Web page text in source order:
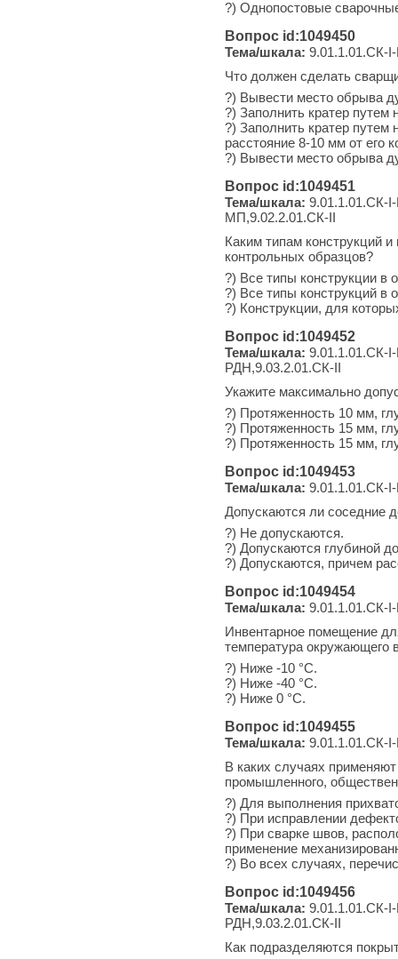
?) Однопостовые
Вопрос id:1049450
Тема/шкала: 9.01.1.01.СК-
Что должен сделать
?) Вывести место обрыва
?) Заполнить кратер путем
?) Заполнить кратер путем
расстояние 8-10 мм от его
?) Вывести место обрыва
Вопрос id:1049451
Тема/шкала: 9.01.1.01.СК-
МП,9.02.2.01.СК-II
Каким типам конструкций
контрольных образцов?
?) Все типы конструкции в
?) Все типы конструкций
?) Конструкции, для
Вопрос id:1049452
Тема/шкала: 9.01.1.01.СК-
РДН,9.03.2.01.СК-II
Укажите максимально
?) Протяженность 10 мм,
?) Протяженность 15 мм,
?) Протяженность 15 мм,
Вопрос id:1049453
Тема/шкала: 9.01.1.01.СК-
Допускаются ли соседние
?) Не допускаются.
?) Допускаются глубиной
?) Допускаются, причем
Вопрос id:1049454
Тема/шкала: 9.01.1.01.СК-
Инвентарное помещение
температура окружающего
?) Ниже -10 °С.
?) Ниже -40 °С.
?) Ниже 0 °С.
Вопрос id:1049455
Тема/шкала: 9.01.1.01.СК-
В каких случаях
промышленного,
?) Для выполнения
?) При исправлении
?) При сварке швов,
применение
?) Во всех случаях,
Вопрос id:1049456
Тема/шкала: 9.01.1.01.СК-
РДН,9.03.2.01.СК-II
Как подразделяются